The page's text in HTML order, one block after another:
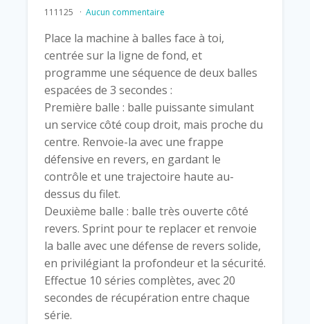
111125 Aucun commentaire
Place la machine à balles face à toi,
centrée sur la ligne de fond, et
programme une séquence de deux balles
espacées de 3 secondes :
Première balle : balle puissante simulant
un service côté coup droit, mais proche du
centre. Renvoie-la avec une frappe
défensive en revers, en gardant le
contrôle et une trajectoire haute au-
dessus du filet.
Deuxième balle : balle très ouverte côté
revers. Sprint pour te replacer et renvoie
la balle avec une défense de revers solide,
en privilégiant la profondeur et la sécurité.
Effectue 10 séries complètes, avec 20
secondes de récupération entre chaque
série.